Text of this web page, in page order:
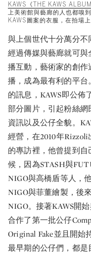
KAWS《THE KAWS
上美術館與藝廊的人也都嗅
KAWS圖案的衣服，在拍場
與上個世代十分萬分
經過傳媒與藝廊就可
播互動，藝術家的創
播，成為最有利的平
的訊息，KAWS即公佈
部分圖片，引起粉絲
資訊以及公仔全貌。
經營，在2010年Rizzoli
的專訪裡，他曾提到自
候，因為STASH與
NIGO與高橋盾等人，
NIGO與菲董繪製，後
NIGO。接著KAWS開
合作了第一批公仔
Original Fake並且開始
最早期的公仔們，都是